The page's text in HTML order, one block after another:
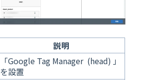
説明
「Google Tag Manager (head) 」
を設置